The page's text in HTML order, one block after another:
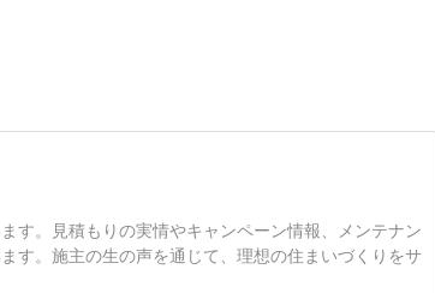
す。見積もりの実情やキャンペーン情報、メンテナン
す。施主の生の声を通じて、理想の住まいづくりをサ